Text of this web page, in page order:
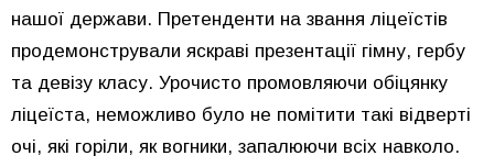
нашої держави. Претенденти на звання ліцеїстів
продемонстрували яскраві презентації гімну, гербу
та девізу класу. Урочисто промовляючи обіцянку
ліцеїста, неможливо було не помітити такі відверті
очі, які горіли, як вогники, запалюючи всіх навколо.